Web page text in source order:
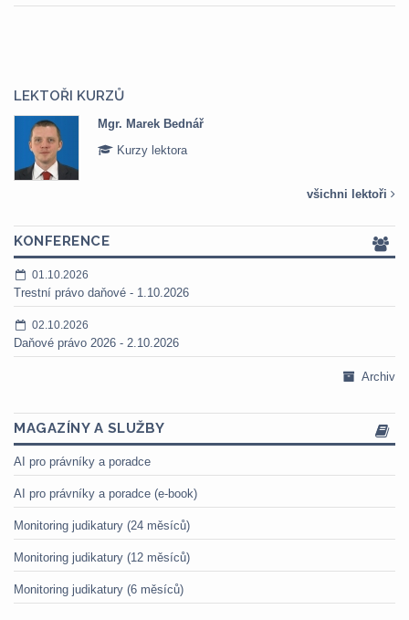
LEKTOŘI KURZŮ
Mgr. Marek Bednář
Kurzy lektora
všichni lektoři
KONFERENCE
01.10.2026
Trestní právo daňové - 1.10.2026
02.10.2026
Daňové právo 2026 - 2.10.2026
Archiv
MAGAZÍNY A SLUŽBY
AI pro právníky a poradce
AI pro právníky a poradce (e-book)
Monitoring judikatury (24 měsíců)
Monitoring judikatury (12 měsíců)
Monitoring judikatury (6 měsíců)